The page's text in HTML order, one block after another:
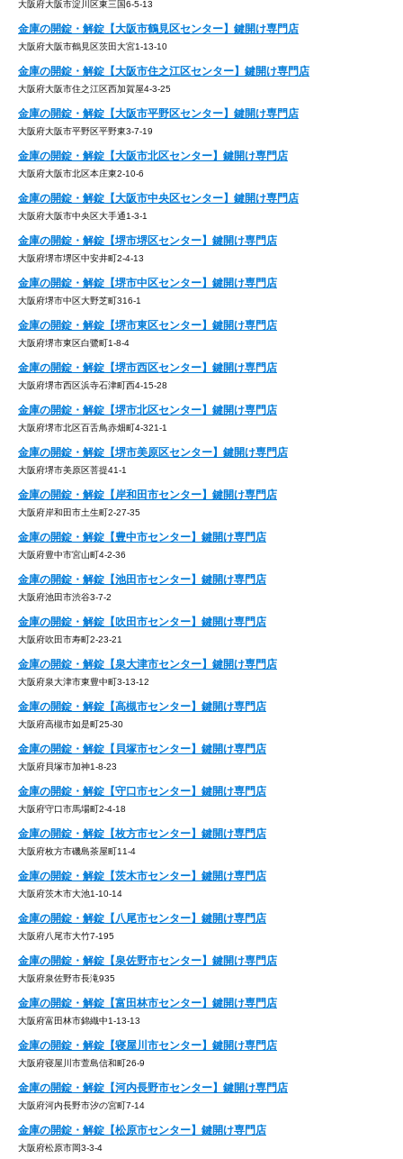
大阪府大阪市淀川区東三国6-5-13
金庫の開錠・解錠【大阪市鶴見区センター】鍵開け専門店
大阪府大阪市鶴見区茨田大宮1-13-10
金庫の開錠・解錠【大阪市住之江区センター】鍵開け専門店
大阪府大阪市住之江区西加賀屋4-3-25
金庫の開錠・解錠【大阪市平野区センター】鍵開け専門店
大阪府大阪市平野区平野東3-7-19
金庫の開錠・解錠【大阪市北区センター】鍵開け専門店
大阪府大阪市北区本庄東2-10-6
金庫の開錠・解錠【大阪市中央区センター】鍵開け専門店
大阪府大阪市中央区大手通1-3-1
金庫の開錠・解錠【堺市堺区センター】鍵開け専門店
大阪府堺市堺区中安井町2-4-13
金庫の開錠・解錠【堺市中区センター】鍵開け専門店
大阪府堺市中区大野芝町316-1
金庫の開錠・解錠【堺市東区センター】鍵開け専門店
大阪府堺市東区白鷺町1-8-4
金庫の開錠・解錠【堺市西区センター】鍵開け専門店
大阪府堺市西区浜寺石津町西4-15-28
金庫の開錠・解錠【堺市北区センター】鍵開け専門店
大阪府堺市北区百舌鳥赤畑町4-321-1
金庫の開錠・解錠【堺市美原区センター】鍵開け専門店
大阪府堺市美原区菩提41-1
金庫の開錠・解錠【岸和田市センター】鍵開け専門店
大阪府岸和田市土生町2-27-35
金庫の開錠・解錠【豊中市センター】鍵開け専門店
大阪府豊中市宮山町4-2-36
金庫の開錠・解錠【池田市センター】鍵開け専門店
大阪府池田市渋谷3-7-2
金庫の開錠・解錠【吹田市センター】鍵開け専門店
大阪府吹田市寿町2-23-21
金庫の開錠・解錠【泉大津市センター】鍵開け専門店
大阪府泉大津市東豊中町3-13-12
金庫の開錠・解錠【高槻市センター】鍵開け専門店
大阪府高槻市如是町25-30
金庫の開錠・解錠【貝塚市センター】鍵開け専門店
大阪府貝塚市加神1-8-23
金庫の開錠・解錠【守口市センター】鍵開け専門店
大阪府守口市馬場町2-4-18
金庫の開錠・解錠【枚方市センター】鍵開け専門店
大阪府枚方市磯島茶屋町11-4
金庫の開錠・解錠【茨木市センター】鍵開け専門店
大阪府茨木市大池1-10-14
金庫の開錠・解錠【八尾市センター】鍵開け専門店
大阪府八尾市大竹7-195
金庫の開錠・解錠【泉佐野市センター】鍵開け専門店
大阪府泉佐野市長滝935
金庫の開錠・解錠【富田林市センター】鍵開け専門店
大阪府富田林市錦織中1-13-13
金庫の開錠・解錠【寝屋川市センター】鍵開け専門店
大阪府寝屋川市萱島信和町26-9
金庫の開錠・解錠【河内長野市センター】鍵開け専門店
大阪府河内長野市汐の宮町7-14
金庫の開錠・解錠【松原市センター】鍵開け専門店
大阪府松原市岡3-3-4